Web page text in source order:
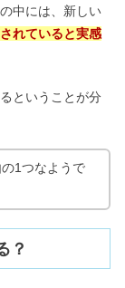
中には、新しい
れていると実感
ということが分
1つなようで
？